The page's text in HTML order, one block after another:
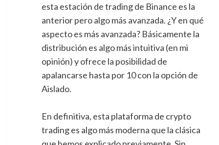
esta estación de trading de Binance es la
anterior pero algo más avanzada. ¿Y en qué
aspecto es más avanzada? Básicamente la
distribución es algo más intuitiva (en mi
opinión) y ofrece la posibilidad de
apalancarse hasta por 10 con la opción de
Aislado.
En definitiva, esta plataforma de crypto
trading es algo más moderna que la clásica